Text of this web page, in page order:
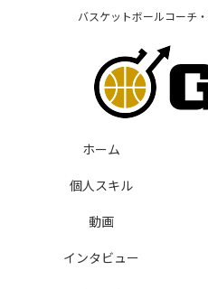
バスケットボールコーチ
ホーム
個人スキル
動画
インタビュー